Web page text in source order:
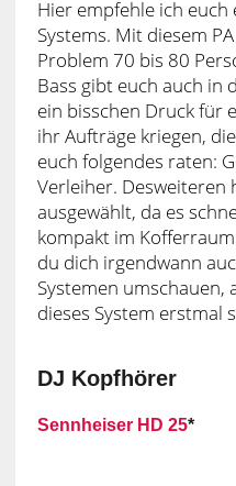
Hier empfehle ich euch
Systems. Mit diesem
Problem 70 bis 80
Bass gibt euch auch in
ein bisschen Druck für
ihr Aufträge kriegen,
euch folgendes raten:
Verleiher. Desweiteren
ausgewählt, da es
kompakt im
du dich irgendwann
Systemen umschauen,
dieses System erstmal
DJ Kopfhörer
Sennheiser HD 25*